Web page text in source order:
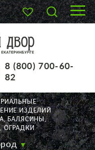
8 (800) 700-60-
82
ИЗДЕЛИЙ
БАЛЯСИНЫ,
ОГРАДКИ